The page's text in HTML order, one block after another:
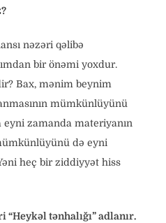
nəzəri qəlibə
bir önəmi yoxdur.
Bax, mənim beynim
mümkünlüyünü
zamanda materiyanın
də eyni
heç bir ziddiyyət hiss
tənhalığı” adlanır.